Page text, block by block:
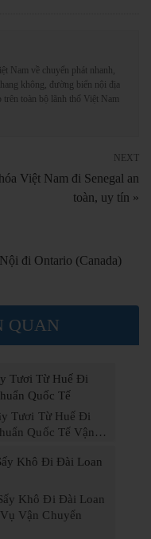
Nam về chuyển phát nhanh,
không, đường biển nội địa
toàn bộ lãnh thổ Việt Nam
NEXT
Việt Nam đi Senegal an
toàn, uy tín »
đi Ontario (Canada)
QUAN
Tươi Từ Huế Đi
Quốc Tế
Tươi Từ Huế Đi
Quốc Tế Vận…
Khô Đi Đài Loan
Khô Đi Đài Loan
Vận Chuyển